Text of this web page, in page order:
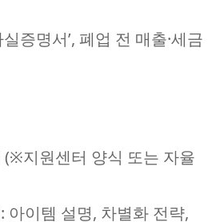
증명서’, 폐업 전 매출·세금
지원센터 양식 또는 자율
아이템 설명, 차별화 전략,